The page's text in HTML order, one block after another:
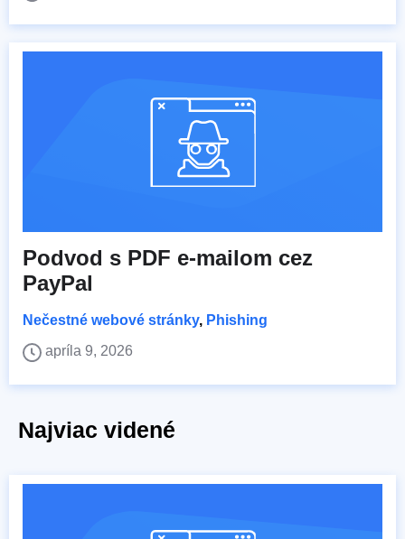
Podvod s PDF e-mailom cez
PayPal
Nečestné webové stránky, Phishing
apríla 9, 2026
Najviac videné